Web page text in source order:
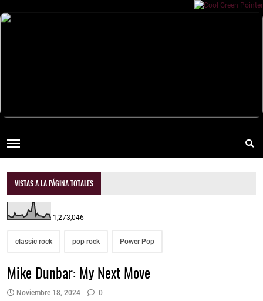
VISTAS A LA PÁGINA TOTALES
1,273,046
classic rock pop rock Power Pop
Mike Dunbar: My Next Move
Noviembre 18, 2024 0